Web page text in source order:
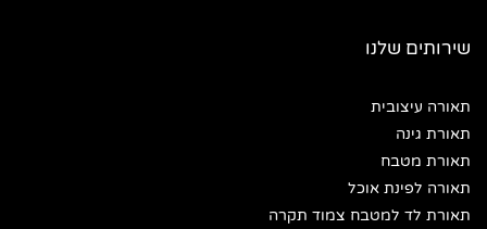
שירותים שלנו
תאורה עיצובית
תאורת גינה
תאורת מטבח
תאורה לפינת אוכל
תאורת לד למטבח צמוד תקרה